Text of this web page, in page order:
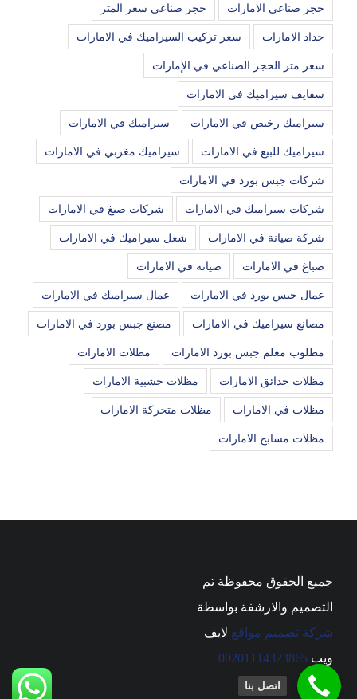
حجر صناعي الامارات حجر صناعي سعر المتر
حداد الامارات سعر تركيب السيراميك في الامارات
سعر متر الحجر الصناعي في الإمارات
سفايف سيراميك في الامارات
سيراميك رخيص في الامارات سيراميك في الامارات
سيراميك للبيع في الامارات سيراميك مغربي في الامارات
شركات جبس بورد في الامارات
شركات سيراميك في الامارات شركات صبغ في الامارات
شركة صيانة في الامارات شغل سيراميك في الامارات
صباغ في الامارات صيانه في الامارات
عمال جبس بورد في الامارات عمال سيراميك في الامارات
مصانع سيراميك في الامارات مصنع جبس بورد في الامارات
مطلوب معلم جبس بورد الامارات مظلات الامارات
مظلات حدائق الامارات مظلات خشبية الامارات
مظلات في الامارات مظلات متحركة الامارات
مظلات مسابح الامارات
جميع الحقوق محفوظة تم
التصميم والارشفة بواسطة
شركة تصميم مواقع لايف
ويب 00201114323865
اتصل بنا